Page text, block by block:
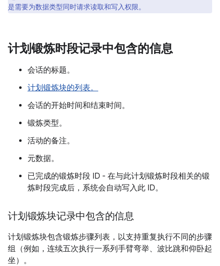
是需要为数据类型同时请求读取和写入权限。
计划锻炼时段记录中包含的信息
会话的标题。
计划锻炼块的列表。
会话的开始时间和结束时间。
锻炼类型。
活动的备注。
元数据。
已完成的锻炼时段 ID - 在与此计划锻炼时段相关的锻
炼时段完成后，系统会自动写入此 ID。
计划锻炼块记录中包含的信息
计划锻炼块包含锻炼步骤列表，以支持重复执行不同的步骤
组（例如，连续五次执行一系列手臂弯举、波比跳和仰卧起
坐）。